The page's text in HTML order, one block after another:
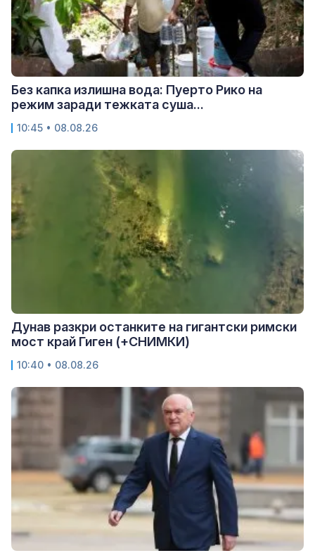
Без капка излишна вода: Пуерто Рико на
режим заради тежката суша...
10:45 • 08.08.26
Дунав разкри останките на гигантски римски
мост край Гиген (+СНИМКИ)
10:40 • 08.08.26